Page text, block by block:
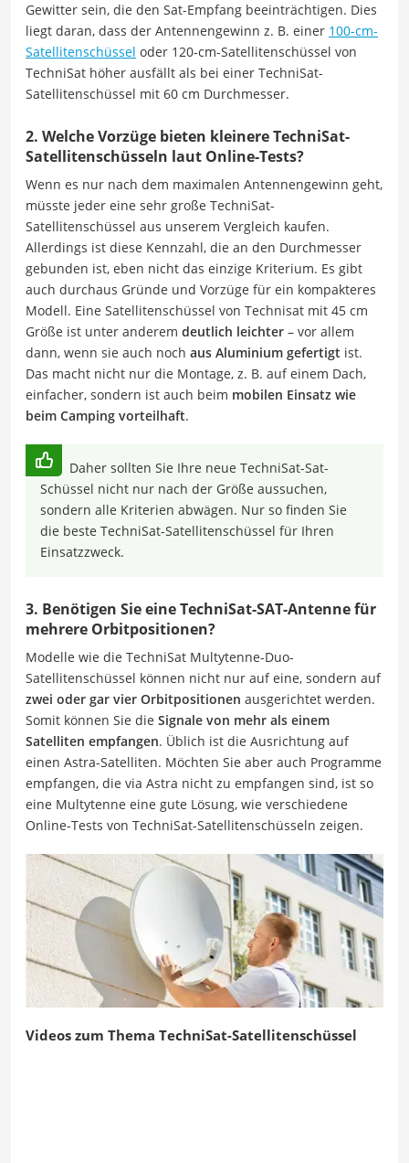
Gewitter sein, die den Sat-Empfang beeinträchtigen. Dies
liegt daran, dass der Antennengewinn z. B. einer 100-cm-
Satellitenschüssel oder 120-cm-Satellitenschüssel von
TechniSat höher ausfällt als bei einer TechniSat-
Satellitenschüssel mit 60 cm Durchmesser.
2. Welche Vorzüge bieten kleinere TechniSat-
Satellitenschüsseln laut Online-Tests?
Wenn es nur nach dem maximalen Antennengewinn geht,
müsste jeder eine sehr große TechniSat-
Satellitenschüssel aus unserem Vergleich kaufen.
Allerdings ist diese Kennzahl, die an den Durchmesser
gebunden ist, eben nicht das einzige Kriterium. Es gibt
auch durchaus Gründe und Vorzüge für ein kompakteres
Modell. Eine Satellitenschüssel von Technisat mit 45 cm
Größe ist unter anderem deutlich leichter – vor allem
dann, wenn sie auch noch aus Aluminium gefertigt ist.
Das macht nicht nur die Montage, z. B. auf einem Dach,
einfacher, sondern ist auch beim mobilen Einsatz wie
beim Camping vorteilhaft.
Daher sollten Sie Ihre neue TechniSat-Sat-
Schüssel nicht nur nach der Größe aussuchen,
sondern alle Kriterien abwägen. Nur so finden Sie
die beste TechniSat-Satellitenschüssel für Ihren
Einsatzzweck.
3. Benötigen Sie eine TechniSat-SAT-Antenne für
mehrere Orbitpositionen?
Modelle wie die TechniSat Multytenne-Duo-
Satellitenschüssel können nicht nur auf eine, sondern auf
zwei oder gar vier Orbitpositionen ausgerichtet werden.
Somit können Sie die Signale von mehr als einem
Satelliten empfangen. Üblich ist die Ausrichtung auf
einen Astra-Satelliten. Möchten Sie aber auch Programme
empfangen, die via Astra nicht zu empfangen sind, ist so
eine Multytenne eine gute Lösung, wie verschiedene
Online-Tests von TechniSat-Satellitenschüsseln zeigen.
Videos zum Thema TechniSat-Satellitenschüssel